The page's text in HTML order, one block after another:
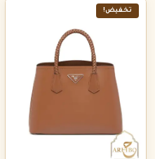
تخفيض!